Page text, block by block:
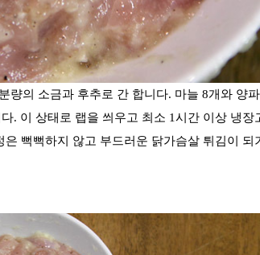
의 소금과 후추로 간 합니다. 마늘 8개와 양
. 이 상태로 랩을 씌우고 최소 1시간 이상 냉장
은 뻑뻑하지 않고 부드러운 닭가슴살 튀김이 되